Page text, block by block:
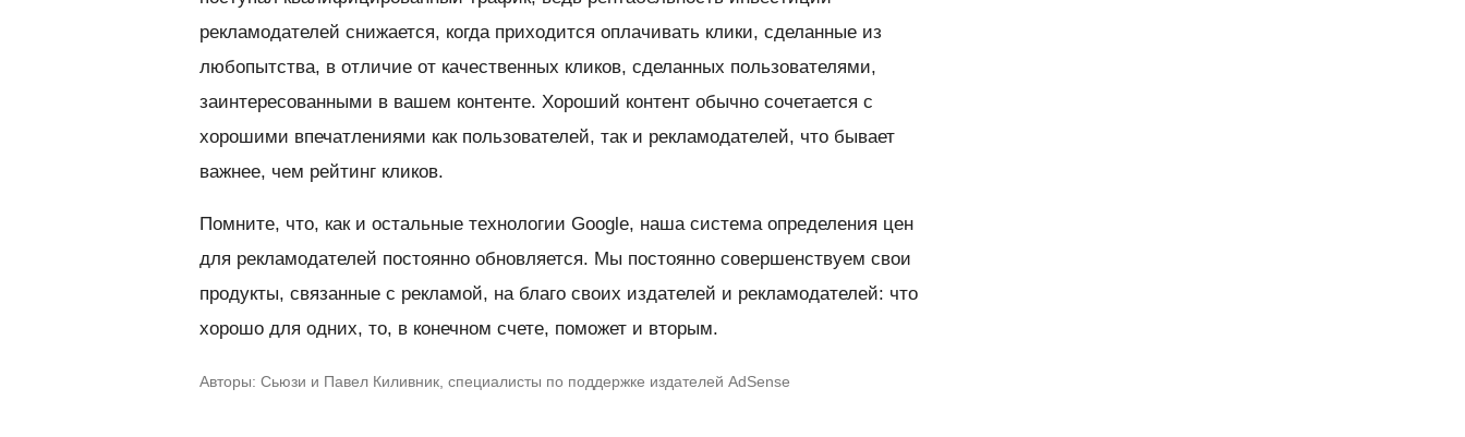
рекламодателей снижается, когда приходится оплачивать клики, сделанные из
любопытства, в отличие от качественных кликов, сделанных пользователями,
заинтересованными в вашем контенте. Хороший контент обычно сочетается с
хорошими впечатлениями как пользователей, так и рекламодателей, что бывает
важнее, чем рейтинг кликов.
Помните, что, как и остальные технологии Google, наша система определения цен
для рекламодателей постоянно обновляется. Мы постоянно совершенствуем свои
продукты, связанные с рекламой, на благо своих издателей и рекламодателей: что
хорошо для одних, то, в конечном счете, поможет и вторым.
Авторы: Сьюзи и Павел Киливник, специалисты по поддержке издателей AdSense